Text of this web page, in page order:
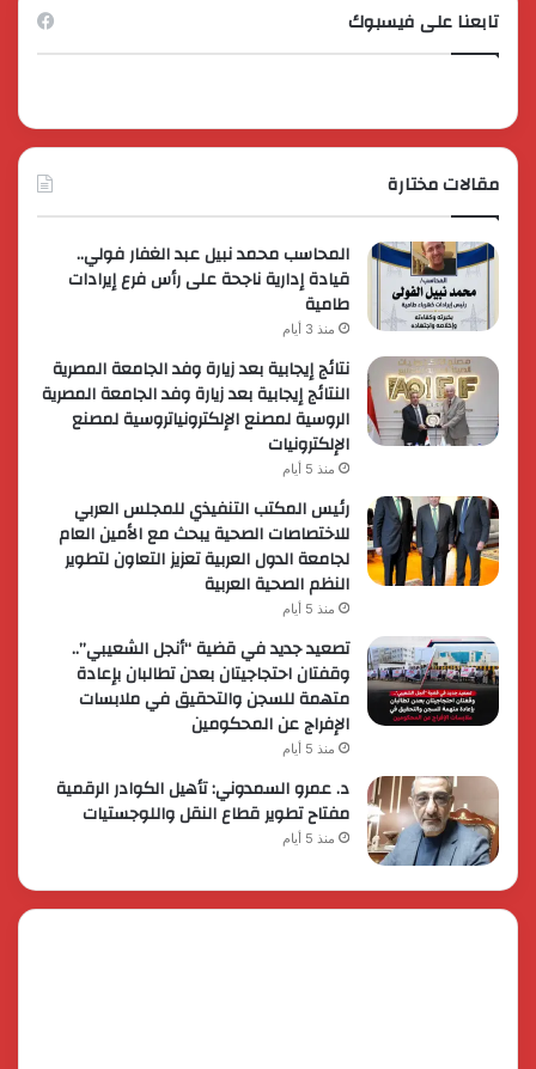
تابعنا على فيسبوك
مقالات مختارة
المحاسب محمد نبيل عبد الغفار فولي..
قيادة إدارية ناجحة على رأس فرع إيرادات
طامية
منذ 3 أيام
نتائج إيجابية بعد زيارة وفد الجامعة المصرية
النتائج إيجابية بعد زيارة وفد الجامعة المصرية
الروسية لمصنع الإلكترونياتروسية لمصنع
الإلكترونيات
منذ 5 أيام
رئيس المكتب التنفيذي للمجلس العربي
للاختصاصات الصحية يبحث مع الأمين العام
لجامعة الدول العربية تعزيز التعاون لتطوير
النظم الصحية العربية
منذ 5 أيام
تصعيد جديد في قضية “أنجل الشعيبي”..
وقفتان احتجاجيتان بعدن تطالبان بإعادة
متهمة للسجن والتحقيق في ملابسات
الإفراج عن المحكومين
منذ 5 أيام
د. عمرو السمدوني: تأهيل الكوادر الرقمية
مفتاح تطوير قطاع النقل واللوجستيات
منذ 5 أيام